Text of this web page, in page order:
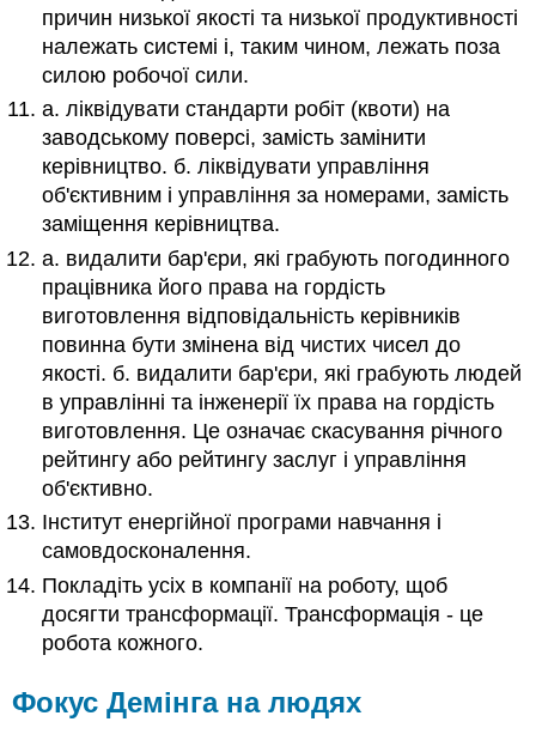
причин низької якості та низької продуктивності
належать системі і, таким чином, лежать поза
силою робочої сили.
а. ліквідувати стандарти робіт (квоти) на
заводському поверсі, замість замінити
керівництво. б. ліквідувати управління
об'єктивним і управління за номерами, замість
заміщення керівництва.
a. видалити бар'єри, які грабують погодинного
працівника його права на гордість
виготовлення відповідальність керівників
повинна бути змінена від чистих чисел до
якості. б. видалити бар'єри, які грабують людей
в управлінні та інженерії їх права на гордість
виготовлення. Це означає скасування річного
рейтингу або рейтингу заслуг і управління
об'єктивно.
Інститут енергійної програми навчання і
самовдосконалення.
Покладіть усіх в компанії на роботу, щоб
досягти трансформації. Трансформація - це
робота кожного.
Фокус Демінга на людях